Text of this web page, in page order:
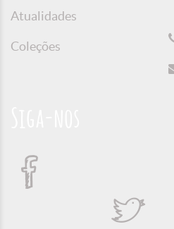
Atualidades
Coleções